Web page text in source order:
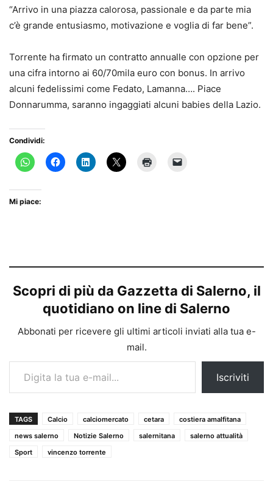
“Arrivo in una piazza calorosa, passionale e da parte mia
c’è grande entusiasmo, motivazione e voglia di far bene”.
Torrente ha firmato un contratto annualle con opzione per
una cifra intorno ai 60/70mila euro con bonus. In arrivo
alcuni fedelissimi come Fedato, Lamanna…. Piace
Donnarumma, saranno ingaggiati alcuni babies della Lazio.
Condividi:
Mi piace:
Scopri di più da Gazzetta di Salerno, il
quotidiano on line di Salerno
Abbonati per ricevere gli ultimi articoli inviati alla tua e-
mail.
Digita la tua e-mail...
Iscriviti
TAGS Calcio calciomercato cetara
costiera amalfitana
news salerno
Notizie Salerno salernitana
salerno attualità
Sport
vincenzo torrente